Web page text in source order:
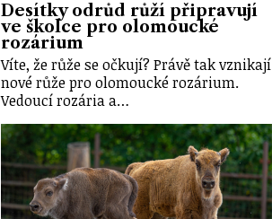
Desítky odrůd růží připravují
ve školce pro olomoucké
rozárium
Víte, že růže se očkují? Právě tak vznikají
nové růže pro olomoucké rozárium.
Vedoucí rozária a…